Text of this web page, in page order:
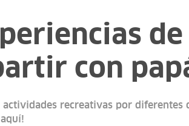
de
con
recreativas por diferentes